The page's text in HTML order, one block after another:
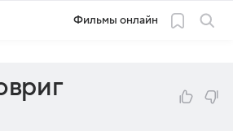
Фильмы онлайн